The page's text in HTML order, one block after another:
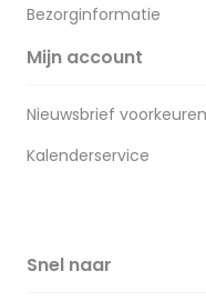
Bezorginformatie
Mijn account
Nieuwsbrief voorkeuren
Kalenderservice
Snel naar